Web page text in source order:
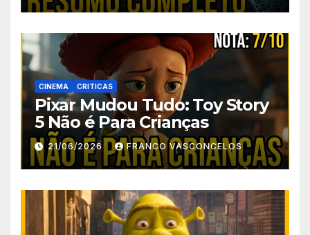
CINEMA CRITICAS
Pixar Mudou Tudo: Toy Story
5 Não é Para Crianças
21/06/2026 FRANCO VASCONCELOS